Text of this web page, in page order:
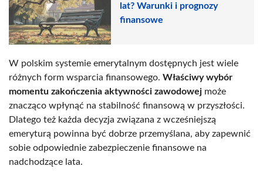
lat? Warunki i prognozy
finansowe
W polskim systemie emerytalnym dostępnych jest wiele
różnych form wsparcia finansowego. Właściwy wybór
momentu zakończenia aktywności zawodowej może
znacząco wpłynąć na stabilność finansową w przyszłości.
Dlatego też każda decyzja związana z wcześniejszą
emeryturą powinna być dobrze przemyślana, aby zapewnić
sobie odpowiednie zabezpieczenie finansowe na
nadchodzące lata.